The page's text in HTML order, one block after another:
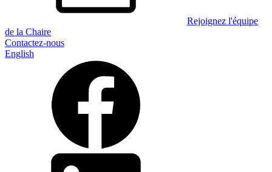
Rejoignez l'équipe
de la Chaire
Contactez-nous
English